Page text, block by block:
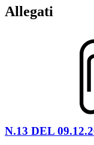
Allegati
N.13 DEL